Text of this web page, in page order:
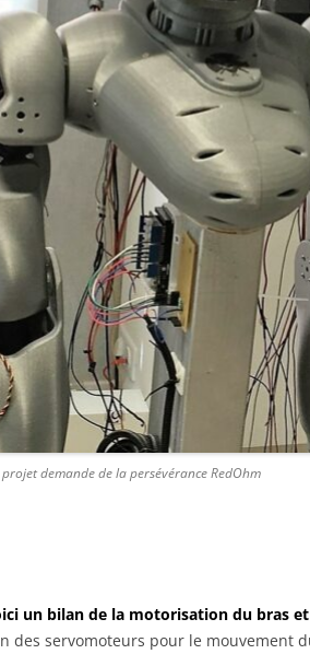
demande de la persévérance RedOhm
un bilan de la motorisation du bras
des servomoteurs pour le mouvement